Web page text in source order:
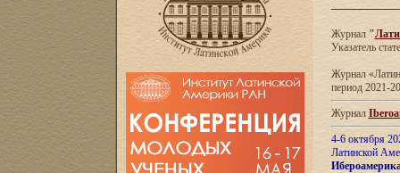
Журнал"
Указатель
Журнал
период 2021-
Журнал
4-6 октября
Латинской